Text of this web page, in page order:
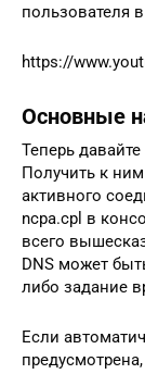
пользователя
https://
Основные
Теперь
Получить к
активного
ncpa.cpl в
всего
DNS может
либо задание
Если